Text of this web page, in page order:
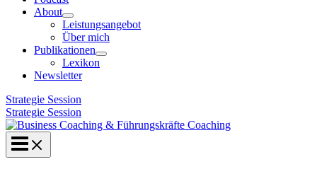
About
Leistungsangebot
Über mich
Publikationen
Lexikon
Newsletter
Strategie Session
Strategie Session